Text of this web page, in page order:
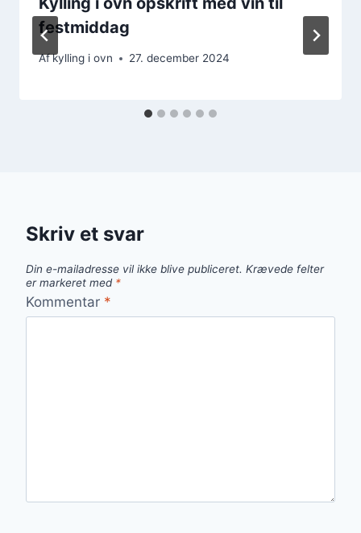
festmiddag
Afkylling i ovn 27. december 2024
Skriv et svar
Din e-mailadresse vil ikke blive publiceret. Krævede felter
er markeret med *
Kommentar *